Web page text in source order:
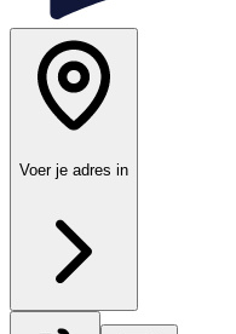
Voer je adres in